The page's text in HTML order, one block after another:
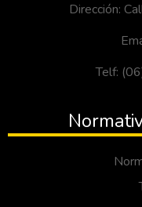
Dirección:
Telf: